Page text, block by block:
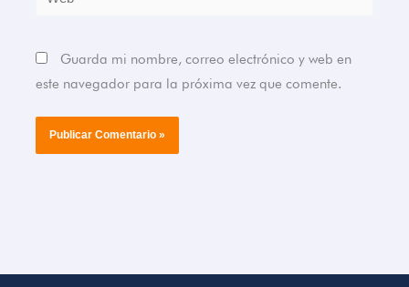
Guarda mi nombre, correo electrónico y web en
este navegador para la próxima vez que comente.